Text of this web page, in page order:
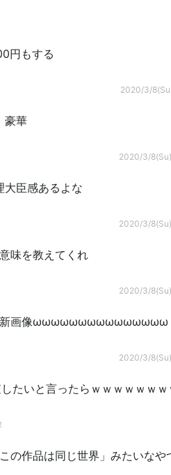
円もする
2020/3/
豪華
2020/3/
大臣感あるよな
2020/3/
味を教えてくれ
2020/3/
最新画像ωωωωωωωωωωωωωωω
2020/3/
たいと言ったらｗｗｗｗｗｗｗ
の作品は同じ世界」みたいなや